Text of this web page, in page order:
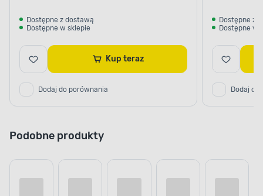
Dostępne z dostawą
Dostępne w sklepie
Kup teraz
Dodaj do porównania
Dostępne z
Dostępne w
Dodaj do
Podobne produkty